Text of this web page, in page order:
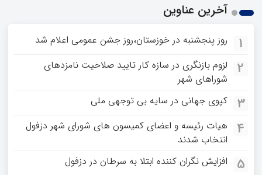
آخرین عناوین
1 روز پنجشنبه در خوزستان،روز جشن عمومی اعلام شد
2
لزوم بازنگری در سازه کار تایید صلاحیت نامزدهای
شوراهای شهر
3 کپوی جهانی در سایه بی توجهی ملی
4
هیات رئیسه و اعضای کمیسون های شورای شهر دزفول
انتخاب شدند
5 افزایش نگران کننده ابتلا به سرطان در دزفول